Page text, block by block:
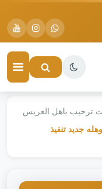
ترحيب باهل العريس
جديد تنفيذ